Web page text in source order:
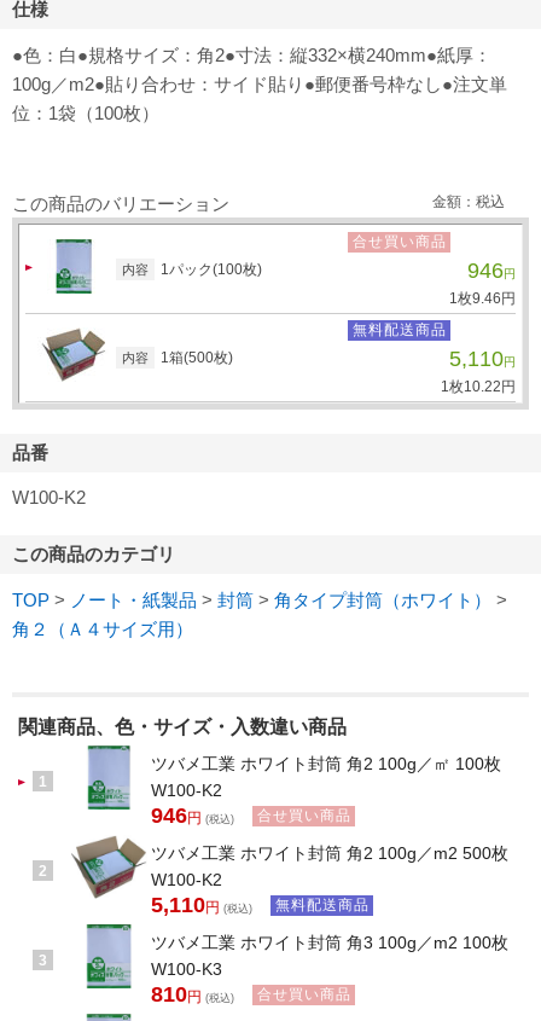
仕様
●色：白●規格サイズ：角2●寸法：縦332×横240mm●紙厚：
100g／m2●貼り合わせ：サイド貼り●郵便番号枠なし●注文単
位：1袋（100枚）
この商品のバリエーション 金額：税込
内容 1パック(100枚)
合せ買い商品
946円
1枚9.46 円
内容 1箱(500枚)
無料配送商品
5,110円
1枚10.22 円
品番
W100-K2
この商品のカテゴリ
TOP > ノート・紙製品 > 封筒 > 角タイプ封筒（ホワイト）
>
角２（Ａ４サイズ用）
関連商品、色・サイズ・入数違い商品
1
ツバメ工業 ホワイト封筒 角2 100g／㎡ 100枚
W100-K2
946円 (税込) 合せ買い商品
2
ツバメ工業 ホワイト封筒 角2 100g／m2 500枚
W100-K2
5,110円 (税込) 無料配送商品
3
ツバメ工業 ホワイト封筒 角3 100g／m2 100枚
W100-K3
810円 (税込) 合せ買い商品